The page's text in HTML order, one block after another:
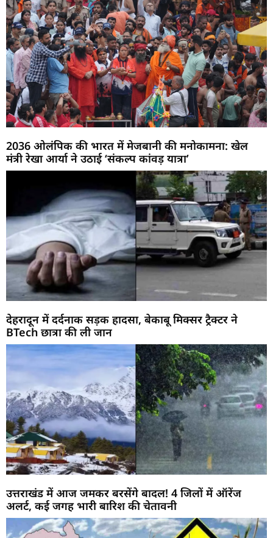
2036 ओलंपिक की भारत में मेजबानी की मनोकामना: खेल
मंत्री रेखा आर्या ने उठाई ‘संकल्प कांवड़ यात्रा’
देहरादून में दर्दनाक सड़क हादसा, बेकाबू मिक्सर ट्रैक्टर ने
BTech छात्रा की ली जान
उत्तराखंड में आज जमकर बरसेंगे बादल! 4 जिलों में ऑरेंज
अलर्ट, कई जगह भारी बारिश की चेतावनी